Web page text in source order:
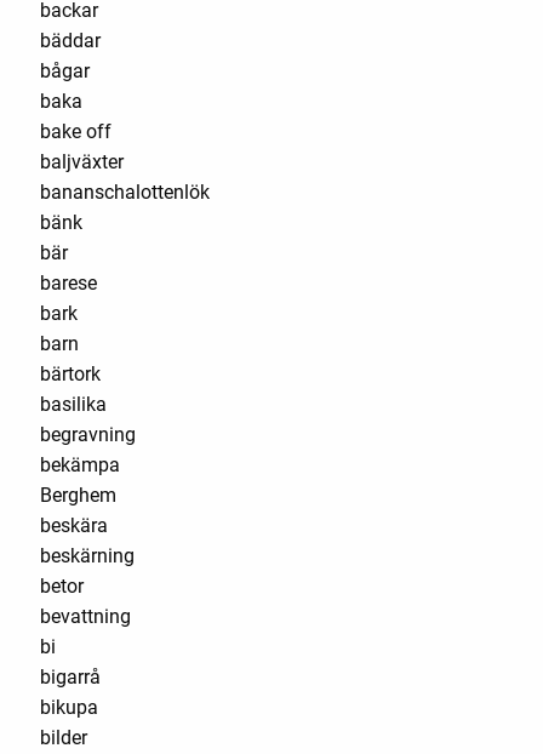
backar
bäddar
bågar
baka
bake off
baljväxter
bananschalottenlök
bänk
bär
barese
bark
barn
bärtork
basilika
begravning
bekämpa
Berghem
beskära
beskärning
betor
bevattning
bi
bigarrå
bikupa
bilder